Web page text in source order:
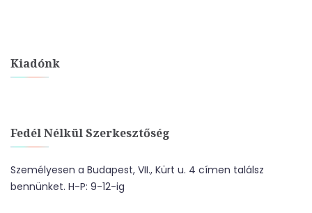
Kiadónk
Fedél Nélkül Szerkesztőség
Személyesen a Budapest, VII., Kürt u. 4 címen találsz
bennünket. H-P: 9-12-ig